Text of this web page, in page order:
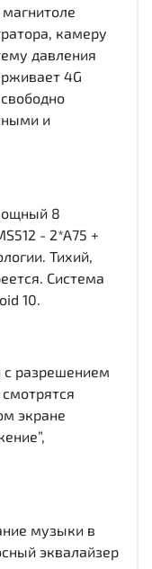
камеру
давления
4G
и
8
- 2*A75 +
Тихий,
Система
10.
c разрешением
экране
музыки в
эквалайзер